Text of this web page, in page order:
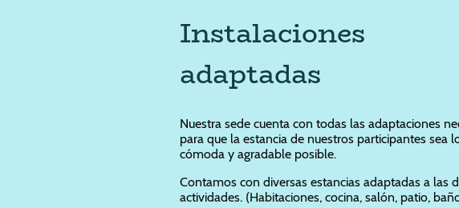
Instalaciones
adaptadas
Nuestra sede cuenta con todas las adaptaciones
para que la estancia de nuestros participantes sea
cómoda y agradable posible.
Contamos con diversas estancias adaptadas a las
actividades. (Habitaciones, cocina, salón, patio,